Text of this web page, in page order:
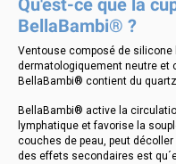
Qu'est-ce que la
BellaBambi® ?
Ventouse composé de silicone
dermatologiquement neutre et
BellaBambi® contient du
BellaBambi® active la
lymphatique et favorise la
couches de peau, peut
des effets secondaires est